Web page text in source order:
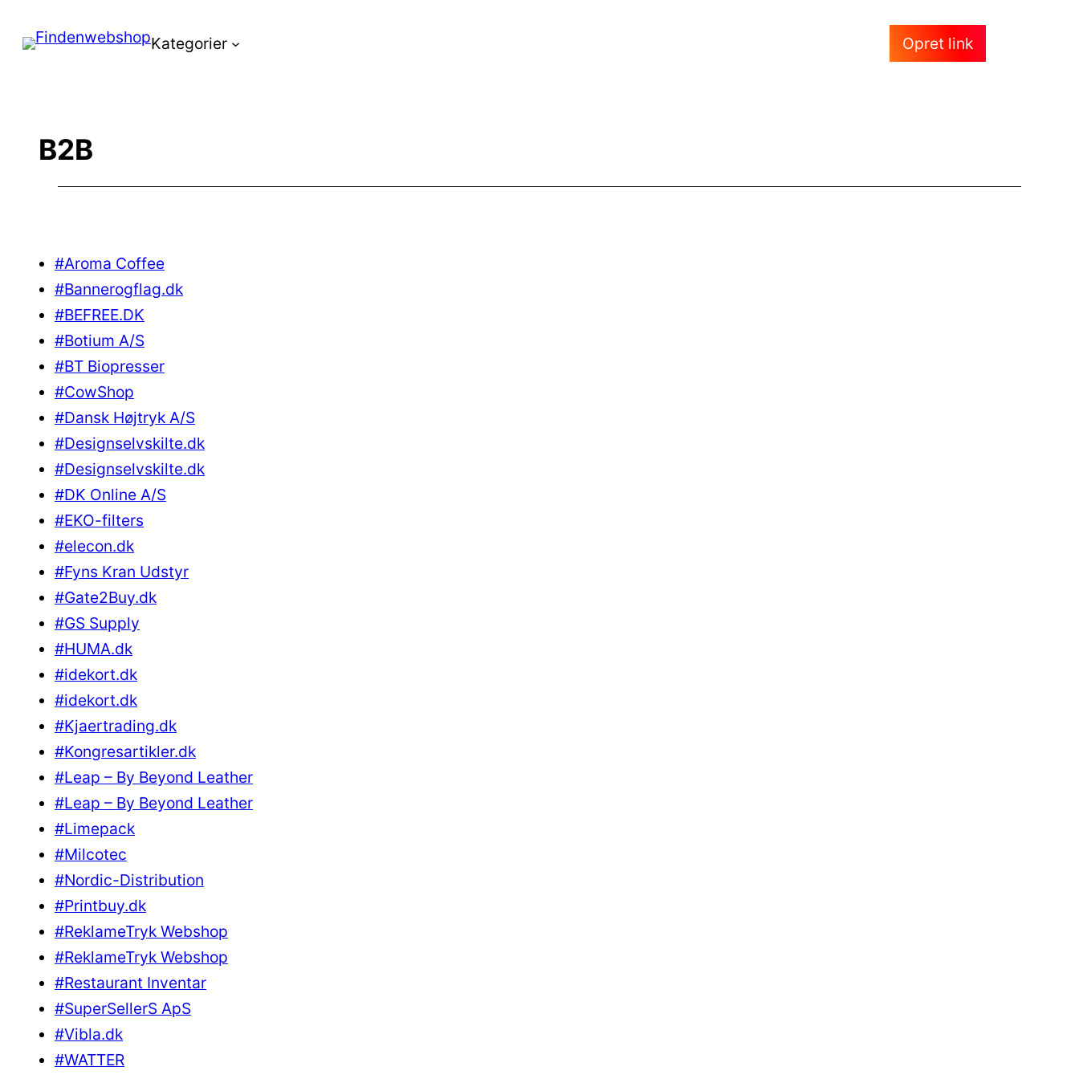
Kategorier Opret link
B2B
#Aroma Coffee
#Bannerogflag.dk
#BEFREE.DK
#Botium A/S
#BT Biopresser
#CowShop
#Dansk Højtryk A/S
#Designselvskilte.dk
#Designselvskilte.dk
#DK Online A/S
#EKO-filters
#elecon.dk
#Fyns Kran Udstyr
#Gate2Buy.dk
#GS Supply
#HUMA.dk
#idekort.dk
#idekort.dk
#Kjaertrading.dk
#Kongresartikler.dk
#Leap – By Beyond Leather
#Leap – By Beyond Leather
#Limepack
#Milcotec
#Nordic-Distribution
#Printbuy.dk
#ReklameTryk Webshop
#ReklameTryk Webshop
#Restaurant Inventar
#SuperSellerS ApS
#Vibla.dk
#WATTER